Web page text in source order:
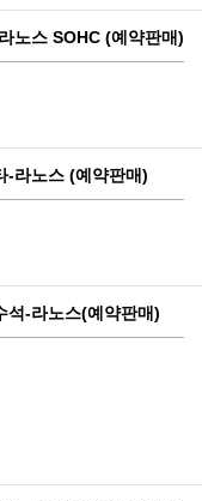
노스 SOHC (예약판매)
-라노스 (예약판매)
석-라노스(예약판매)